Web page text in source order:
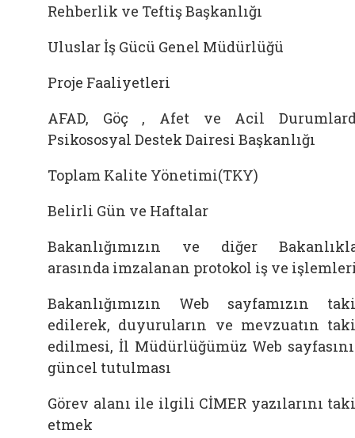
Rehberlik ve Teftiş Başkanlığı
Uluslar İş Gücü Genel Müdürlüğü
Proje Faaliyetleri
AFAD, Göç , Afet ve Acil
Psikososyal Destek Dairesi Başkanlığı
Toplam Kalite Yönetimi(TKY)
Belirli Gün ve Haftalar
Bakanlığımızın ve diğer
arasında imzalanan protokol iş ve
Bakanlığımızın Web sayfamızın
edilerek, duyuruların ve mevzuatın
edilmesi, İl Müdürlüğümüz Web
güncel tutulması
Görev alanı ile ilgili CİMER yazılarını
etmek